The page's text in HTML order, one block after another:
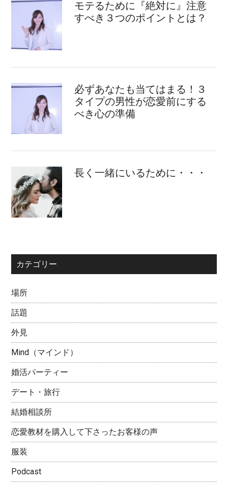
モテるために『絶対に』注意
すべき３つのポイントとは？
必ずあなたも当てはまる！３
タイプの男性が恋愛前にする
べき心の準備
長く一緒にいるために・・・
カテゴリー
場所
話題
外見
Mind（マインド）
婚活パーティー
デート・旅行
結婚相談所
恋愛教材を購入して下さったお客様の声
服装
Podcast